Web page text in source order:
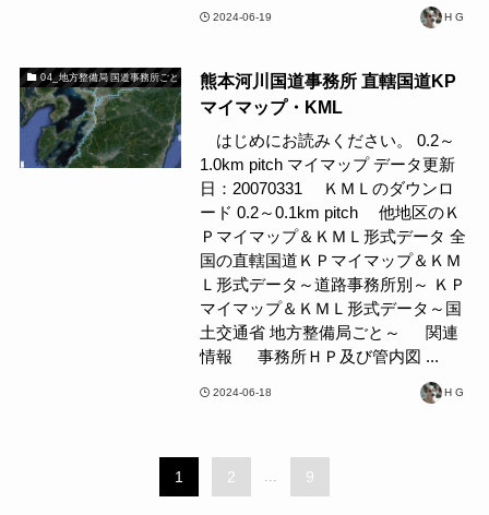
2024-06-19 H G
04_地方整備局 国道事務所ごと
熊本河川国道事務所 直轄国道KP
マイマップ・KML
はじめにお読みください。 0.2～
1.0km pitch マイマップ データ更新
日：20070331 ＫＭＬのダウンロ
ード 0.2～0.1km pitch 他地区のＫ
Ｐマイマップ＆ＫＭＬ形式データ 全
国の直轄国道ＫＰマイマップ＆ＫＭ
Ｌ形式データ～道路事務所別～ ＫＰ
マイマップ＆ＫＭＬ形式データ～国
土交通省 地方整備局ごと～ 関連
情報 事務所ＨＰ及び管内図 ...
2024-06-18 H G
1 2 9